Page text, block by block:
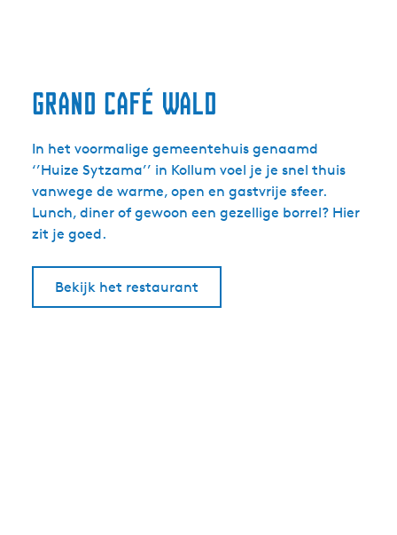
Grand Café WALD
In het voormalige gemeentehuis genaamd
‘’Huize Sytzama’’ in Kollum voel je je snel thuis
vanwege de warme, open en gastvrije sfeer.
Lunch, diner of gewoon een gezellige borrel? Hier
zit je goed.
Bekijk het restaurant